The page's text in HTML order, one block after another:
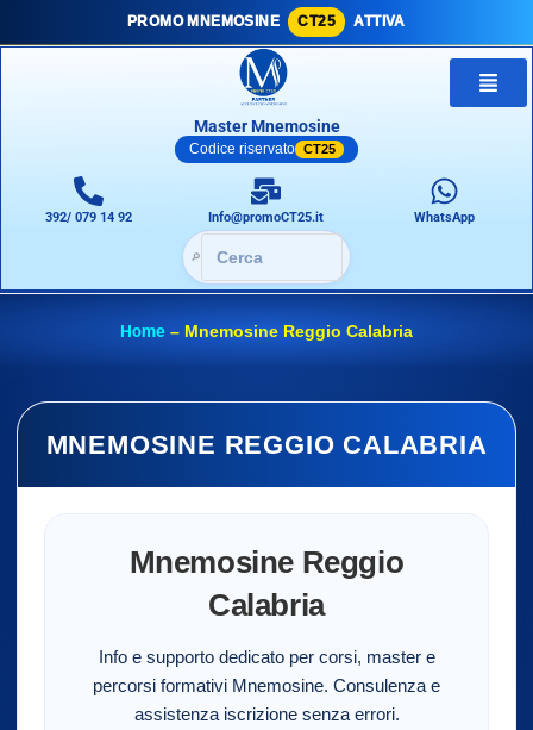
PROMO MNEMOSINE CT25 ATTIVA
Master Mnemosine
Codice riservato CT25
392/ 079 14 92 Info@promoCT25.it WhatsApp
🔎
Home – Mnemosine Reggio Calabria
MNEMOSINE REGGIO CALABRIA
Mnemosine Reggio
Calabria
Info e supporto dedicato per corsi, master e
percorsi formativi Mnemosine. Consulenza e
assistenza iscrizione senza errori.